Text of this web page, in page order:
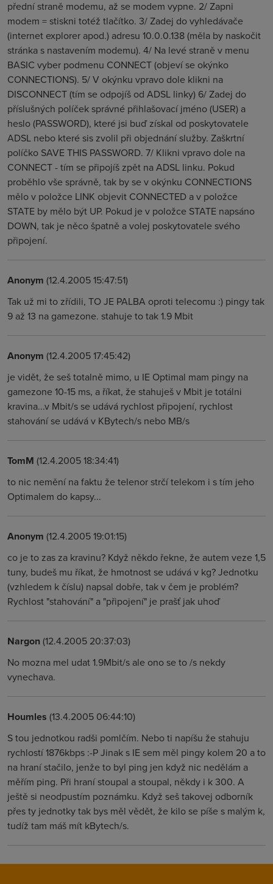
přední straně modemu, až se modem vypne. 2/ Zapni
modem = stiskni totéž tlačítko. 3/ Zadej do vyhledávače
(internet explorer apod.) adresu 10.0.0.138 (měla by naskočit
stránka s nastavením modemu). 4/ Na levé straně v menu
BASIC vyber podmenu CONNECT (objeví se okýnko
CONNECTIONS). 5/ V okýnku vpravo dole klikni na
DISCONNECT (tím se odpojíš od ADSL linky) 6/ Zadej do
příslušných políček správné přihlašovací jméno (USER) a
heslo (PASSWORD), které jsi buď získal od poskytovatele
ADSL nebo které sis zvolil při objednání služby. Zaškrtní
políčko SAVE THIS PASSWORD. 7/ Klikni vpravo dole na
CONNECT - tím se připojíš zpět na ADSL linku. Pokud
proběhlo vše správně, tak by se v okýnku CONNECTIONS
mělo v položce LINK objevit CONNECTED a v položce
STATE by mělo být UP. Pokud je v položce STATE napsáno
DOWN, tak je něco špatně a volej poskytovatele svého
připojení.
Anonym (12.4.2005 15:47:51)
Tak už mi to zřídili, TO JE PALBA oproti telecomu :) pingy tak
9 až 13 na gamezone. stahuje to tak 1.9 Mbit
Anonym (12.4.2005 17:45:42)
je vidět, že seš totalně mimo, u IE Optimal mam pingy na
gamezone 10-15 ms, a říkat, že stahuješ v Mbit je totálni
kravina...v Mbit/s se udává rychlost připojení, rychlost
stahování se udává v KBytech/s nebo MB/s
TomM (12.4.2005 18:34:41)
to nic nemění na faktu že telenor strčí telekom i s tím jeho
Optimalem do kapsy...
Anonym (12.4.2005 19:01:15)
co je to zas za kravinu? Když někdo řekne, že autem veze 1,5
tuny, budeš mu říkat, že hmotnost se udává v kg? Jednotku
(vzhledem k číslu) napsal dobře, tak v čem je problém?
Rychlost "stahování" a "připojení" je prašť jak uhoď
Nargon(12.4.2005 20:37:03)
No mozna mel udat 1.9Mbit/s ale ono se to /s nekdy
vynechava.
Houmles (13.4.2005 06:44:10)
S tou jednotkou radši pomlčím. Nebo ti napíšu že stahuju
rychlostí 1876kbps :-P Jinak s IE sem měl pingy kolem 20 a to
na hraní stačilo, jenže to byl ping jen když nic nedělám a
měřím ping. Při hraní stoupal a stoupal, někdy i k 300. A
ještě si neodpustím poznámku. Když seš takovej odborník
přes ty jednotky tak bys měl vědět, že kilo se píše s malým k,
tudíž tam máš mít kBytech/s.